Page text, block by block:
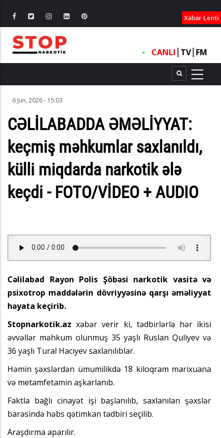
Xəbər Lenti
CANLI TV┃ FM
6 Jun, 2026 - 15:03
CƏLİLABADDA ƏMƏLİYYAT:
keçmiş məhkumlar saxlanıldı,
külli miqdarda narkotik ələ
keçdi - FOTO/VİDEO + AUDIO
Cəlilabad Rayon Polis Şöbəsi narkotik vasitə və
psixotrop maddələrin dövriyyəsinə qarşı əməliyyat
həyata keçirib.
Stopnarkotik.azxəbər verir ki, tədbirlərlə hər ikisi
əvvəllər məhkum olunmuş 35 yaşlı Ruslan Quliyev və
36 yaşlı Tural Hacıyev saxlanılıblar.
Həmin şəxslərdən ümumilikdə 18 kiloqram marixuana
və metamfetamin aşkarlanıb.
Faktla bağlı cinayət işi başlanılıb, saxlanılan şəxslər
barəsində həbs qətimkan tədbiri seçilib.
Araşdırma aparılır.